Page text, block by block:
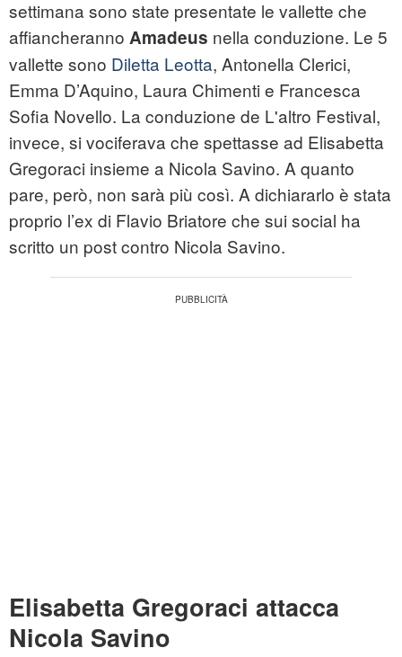
settimana sono state presentate le vallette che
affiancheranno Amadeus nella conduzione. Le 5
vallette sono Diletta Leotta, Antonella Clerici,
Emma D’Aquino, Laura Chimenti e Francesca
Sofia Novello. La conduzione de L'altro Festival,
invece, si vociferava che spettasse ad Elisabetta
Gregoraci insieme a Nicola Savino. A quanto
pare, però, non sarà più così. A dichiararlo è stata
proprio l’ex di Flavio Briatore che sui social ha
scritto un post contro Nicola Savino.
Elisabetta Gregoraci attacca
Nicola Savino